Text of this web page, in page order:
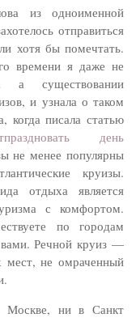
из одноименной
отправиться
хотя бы помечтать.
времени я даже не
а существовании
и узнала о таком
когда писала статью
день
не менее популярны
круизы.
отдыха является
с комфортом.
по городам
вами. Речной круиз —
мест, не омраченный
ни в Санкт